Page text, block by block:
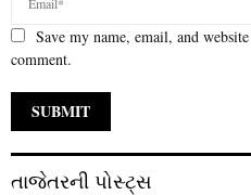
Save my name, email, and
comment.
તાજેતરની પોસ્ટ્સ